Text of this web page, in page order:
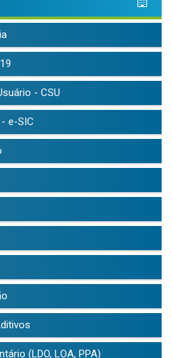
- CSU
e-SIC
(LDO, LOA, PPA)